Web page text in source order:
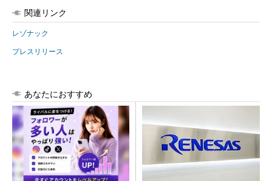
関連リンク
レゾナック
プレスリリース
あなたにおすすめ